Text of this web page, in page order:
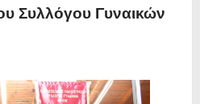
Συλλόγου Γυναικών